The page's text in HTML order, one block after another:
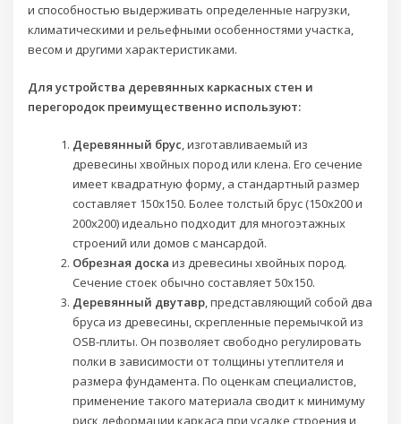
и способностью выдерживать определенные нагрузки,
климатическими и рельефными особенностями участка,
весом и другими характеристиками.
Для устройства деревянных каркасных стен и
перегородок преимущественно используют:
Деревянный брус, изготавливаемый из
древесины хвойных пород или клена. Его сечение
имеет квадратную форму, а стандартный размер
составляет 150х150. Более толстый брус (150х200 и
200х200) идеально подходит для многоэтажных
строений или домов с мансардой.
Обрезная доска из древесины хвойных пород.
Сечение стоек обычно составляет 50х150.
Деревянный двутавр, представляющий собой два
бруса из древесины, скрепленные перемычкой из
OSB-плиты. Он позволяет свободно регулировать
полки в зависимости от толщины утеплителя и
размера фундамента. По оценкам специалистов,
применение такого материала сводит к минимуму
риск деформации каркаса при усадке строения и